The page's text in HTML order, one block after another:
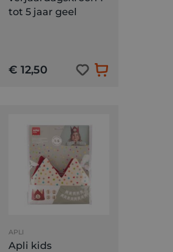
tot 5 jaar geel
€ 12,50
APLI
Apli kids